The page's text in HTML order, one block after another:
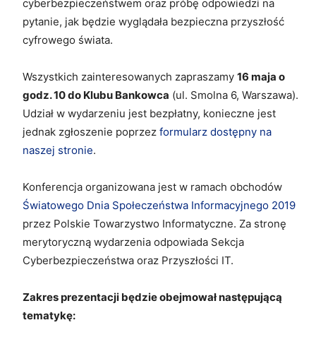
cyberbezpieczeństwem oraz próbę odpowiedzi na
pytanie, jak będzie wyglądała bezpieczna przyszłość
cyfrowego świata.
Wszystkich zainteresowanych zapraszamy 16 maja o
godz. 10 do Klubu Bankowca (ul. Smolna 6, Warszawa).
Udział w wydarzeniu jest bezpłatny, konieczne jest
jednak zgłoszenie poprzez formularz dostępny na
naszej stronie.
Konferencja organizowana jest w ramach obchodów
Światowego Dnia Społeczeństwa Informacyjnego 2019
przez Polskie Towarzystwo Informatyczne. Za stronę
merytoryczną wydarzenia odpowiada Sekcja
Cyberbezpieczeństwa oraz Przyszłości IT.
Zakres prezentacji będzie obejmował następującą
tematykę: